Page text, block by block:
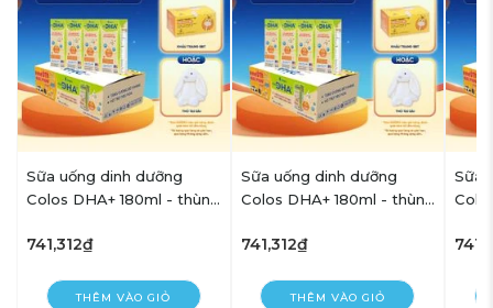
Sữa uống dinh dưỡng
Colos DHA+ 180ml - thùng
741,312₫
THÊM VÀO GIỎ
Sữa uống dinh dưỡng
Colos DHA+ 180ml - thùng
741,312₫
THÊM VÀO GIỎ
Sữa